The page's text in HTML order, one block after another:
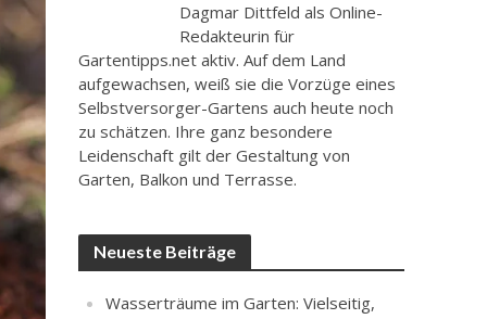
Dagmar Dittfeld als Online-
Redakteurin für
Gartentipps.net aktiv. Auf dem Land
aufgewachsen, weiß sie die Vorzüge eines
Selbstversorger-Gartens auch heute noch
zu schätzen. Ihre ganz besondere
Leidenschaft gilt der Gestaltung von
Garten, Balkon und Terrasse.
Neueste Beiträge
Wasserträume im Garten: Vielseitig,